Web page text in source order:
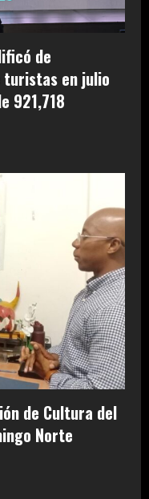
de
en julio
921,718
de Cultura del
Norte